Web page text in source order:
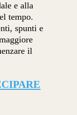
e alla
tempo.
spunti e
il